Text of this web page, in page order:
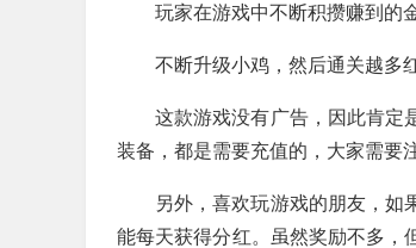
玩家在游戏中不断积攒赚到的
不断升级小鸡，然后通关越多
这款游戏没有广告，因此肯定
装备，都是需要充值的，大家需要
另外，喜欢玩游戏的朋友，如
能每天获得分红。虽然奖励不多，